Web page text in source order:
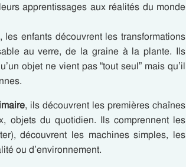
apprentissages aux réalités du monde
, les enfants découvrent les transformations
au verre, de la graine à la plante. Ils
objet ne vient pas “tout seul” mais qu’il
, ils découvrent les premières chaînes
objets du quotidien. Ils comprennent les
découvrent les machines simples, les
ou d’environnement.